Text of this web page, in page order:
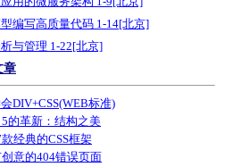
编写高质量代码 1-14[北京]
与管理 1-22[北京]
章
DIV+CSS(WEB标准)
的革新：结构之美
经典的CSS框架
意的404错误页面